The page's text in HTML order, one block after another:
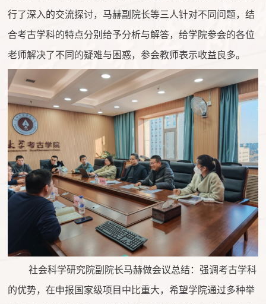
行了深入的交流探讨，马赫副院长等三人针对不同问题，结
合考古学科的特点分别给予分析与解答，给学院参会的各位
老师解决了不同的疑难与困惑，参会教师表示收益良多。
社会科学研究院副院长马赫做会议总结：强调考古学科
的优势，在申报国家级项目中比重大，希望学院通过多种举